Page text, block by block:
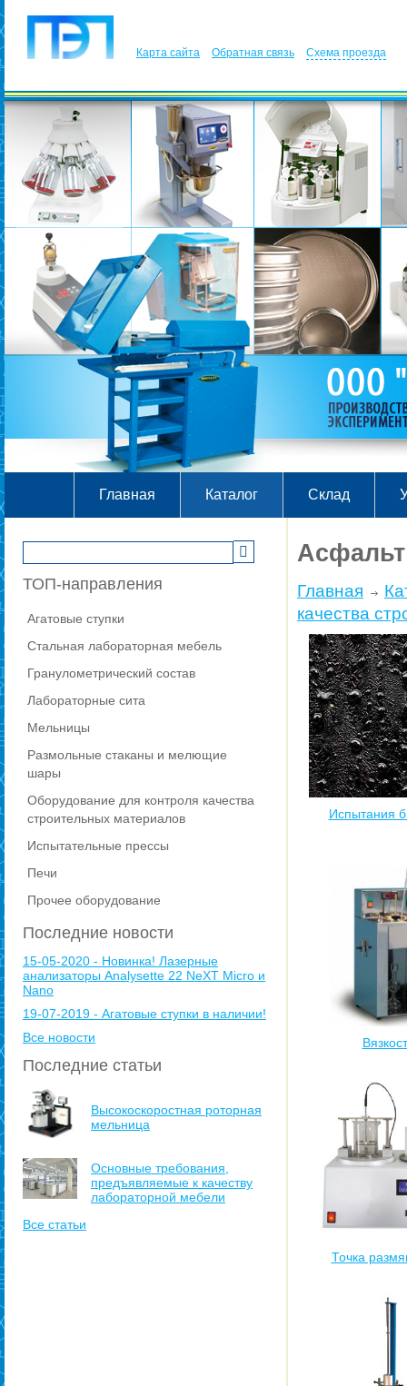
Карта сайта Обратная связь Схема проезда
Главная Каталог Склад
ТОП-направления
Агатовые ступки
Стальная лабораторная мебель
Гранулометрический состав
Лабораторные сита
Мельницы
Размольные стаканы и мелющие
шары
Оборудование для контроля качества
строительных материалов
Испытательные прессы
Печи
Прочее оборудование
Последние новости
15-05-2020 - Новинка! Лазерные
анализаторы Analysette 22 NeXT Micro и
Nano
19-07-2019 - Агатовые ступки в наличии!
Все новости
Последние статьи
Высокоскоростная роторная
мельница
Основные требования,
предъявляемые к качеству
лабораторной мебели
Все статьи
Главная
качества
Испытания
Точка